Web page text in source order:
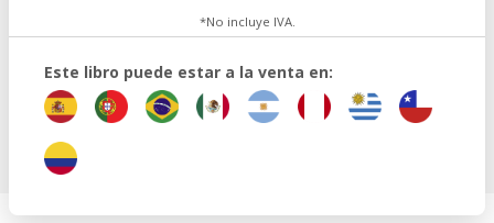
*No incluye IVA.
Este libro puede estar a la venta en: